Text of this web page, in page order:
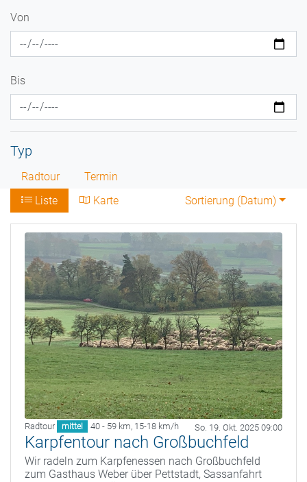
Von
Bis
Typ
Radtour
Termin
Liste
Karte Sortierung (Datum)
Radtour mittel 40 - 59 km, 15-18 km/h So. 19. Okt. 2025 09:00
Karpfentour nach Großbuchfeld
Wir radeln zum Karpfenessen nach Großbuchfeld
zum Gasthaus Weber über Pettstadt, Sassanfahrt